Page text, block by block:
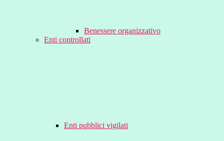
Benessere organizzativo
Enti controllati
Enti pubblici vigilati